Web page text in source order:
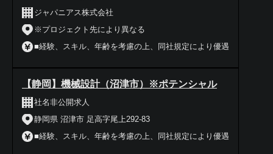
ジャパニアス株式会社
※プロジェクト先により異なる
■経験、スキル、年齢を考慮の上、同社規定により優遇
【静岡】機械設計（沼津市）※ポテンシャル
社名非公開求人
静岡県 沼津市 足高字尾上292-83
■経験、スキル、年齢を考慮の上、同社規定により優遇